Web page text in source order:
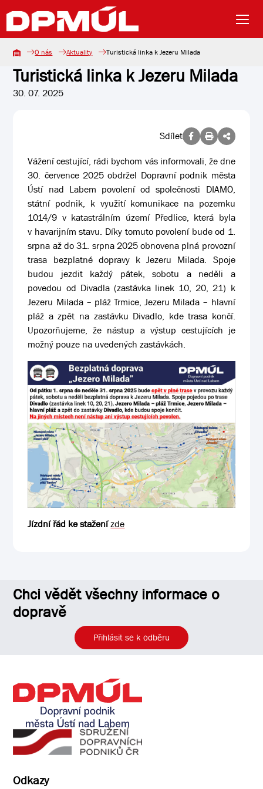
O nás Aktuality Turistická linka k Jezeru Milada
Turistická linka k Jezeru Milada
30. 07. 2025
Sdílet
Vážení cestující, rádi bychom vás informovali, že dne
30. července 2025 obdržel Dopravní podnik města
Ústí nad Labem povolení od společnosti DIAMO,
státní podnik, k využití komunikace na pozemku
1014/9 v katastrálním území Předlice, která byla
v havarijním stavu. Díky tomuto povolení bude od 1.
srpna až do 31. srpna 2025 obnovena plná provozní
trasa bezplatné dopravy k Jezeru Milada. Spoje
budou jezdit každý pátek, sobotu a neděli a
povedou od Divadla (zastávka linek 10, 20, 21) k
Jezeru Milada – pláž Trmice, Jezeru Milada – hlavní
pláž a zpět na zastávku Divadlo, kde trasa končí.
Upozorňujeme, že nástup a výstup cestujících je
možný pouze na uvedených zastávkách.
Jízdní řád ke staženízde
Chci vědět všechny informace o
dopravě
Přihlásit se k odběru
Odkazy